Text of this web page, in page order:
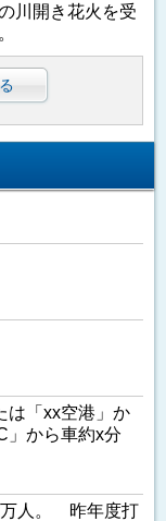
川開き花火を受
は「xx空港」か
」から車約x分
人。 昨年度打